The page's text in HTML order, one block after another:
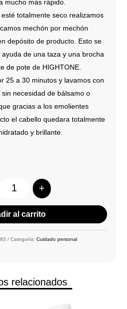
mucho más rápido.
totalmente seco realizamos
mechón por mechón
depósito de producto. Esto se
de una taza y una brocha
de pote de HIGHTONE.
25 a 30 minutos y lavamos con
necesidad de bálsamo o
gracias a los emolientes
el cabello quedara totalmente
y brillante.
Quantity +
al carrito
Categoría: Cuidado personal
relacionados